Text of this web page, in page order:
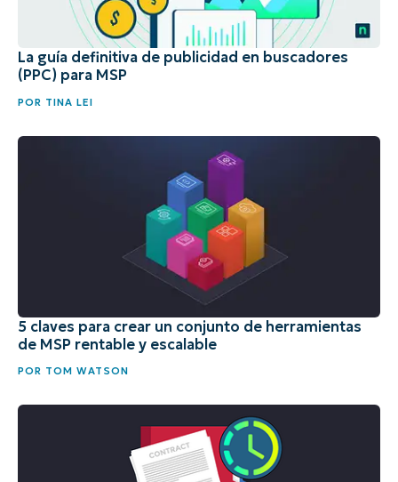
La guía definitiva de publicidad en buscadores
(PPC) para MSP
POR TINA LEI
5 claves para crear un conjunto de herramientas
de MSP rentable y escalable
POR TOM WATSON